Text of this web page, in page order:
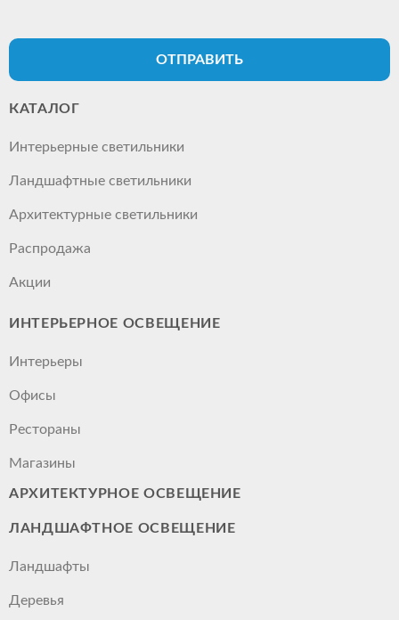
ОТПРАВИТЬ
КАТАЛОГ
Интерьерные светильники
Ландшафтные светильники
Архитектурные светильники
Распродажа
Акции
ИНТЕРЬЕРНОЕ ОСВЕЩЕНИЕ
Интерьеры
Офисы
Рестораны
Магазины
АРХИТЕКТУРНОЕ ОСВЕЩЕНИЕ
ЛАНДШАФТНОЕ ОСВЕЩЕНИЕ
Ландшафты
Деревья